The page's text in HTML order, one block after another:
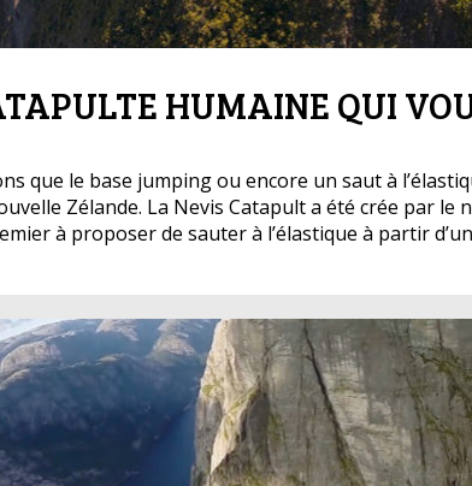
HUMAINE QUI
que le base jumping ou encore un saut à
Zélande. La Nevis Catapult a été crée par le
à proposer de sauter à l’élastique à partir